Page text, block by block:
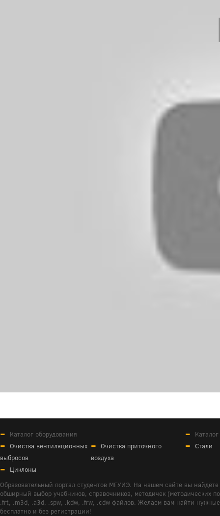
Каталог оборудования
Очистка вентиляционных
выбросов
Очистка приточного
воздуха
Циклоны
Стали
Образовательный портал студентов МГУИЭ. На нашем сайте вы
обширный выбор учебников, справочников, методичек (методических
.frt, .m3d, .a3d, .spw, .kdw, .frw, .cdw файлов. Желаем вам найти
бесплатно и без регистрации!